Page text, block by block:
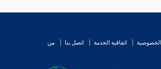
الخصوصية اتفاقية الخدمة اتصل بنا
من